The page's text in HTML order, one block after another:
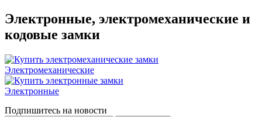
Электронные, электромеханические и
кодовые замки
Электромеханические
Электронные
Подпишитесь на новости